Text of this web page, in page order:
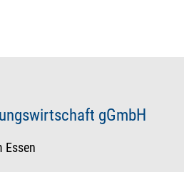
gGmbH
Essen